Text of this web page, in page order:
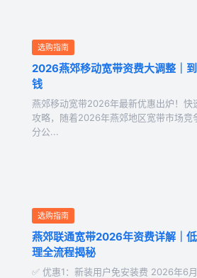
选购指南
2026燕郊移动宽带资费大调整｜
钱
燕郊移动宽带2026年最新优惠出炉！快
攻略，随着2026年燕郊地区宽带市场竞
分公...
选购指南
燕郊联通宽带2026年资费详解｜
理全流程揭秘
✅ 优惠1：新装用户免安装费 2026年6